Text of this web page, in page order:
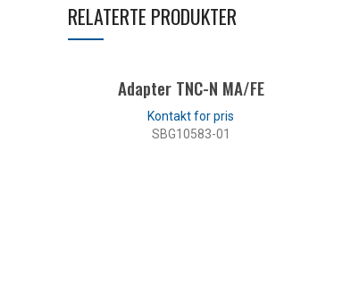
RELATERTE PRODUKTER
Adapter TNC-N MA/FE
SBG10583-01